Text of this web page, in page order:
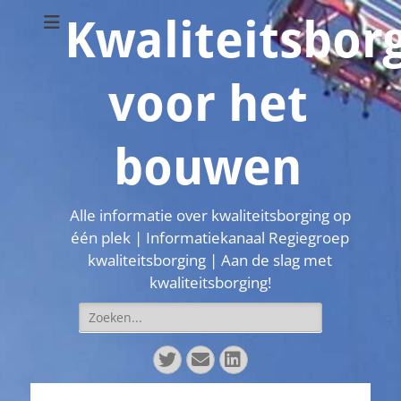
voor het
bouwen
Alle informatie over kwaliteitsborging op
één plek | Informatiekanaal Regiegroep
kwaliteitsborging | Aan de slag met
kwaliteitsborging!
Zoeken
naar:
Twitter
E-
mail
LinkedIn